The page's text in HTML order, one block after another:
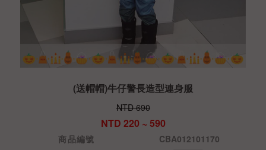
(送帽帽)牛仔警長造型連身服
NTD 690
NTD 220 ~ 590
商品編號
CBA012101170